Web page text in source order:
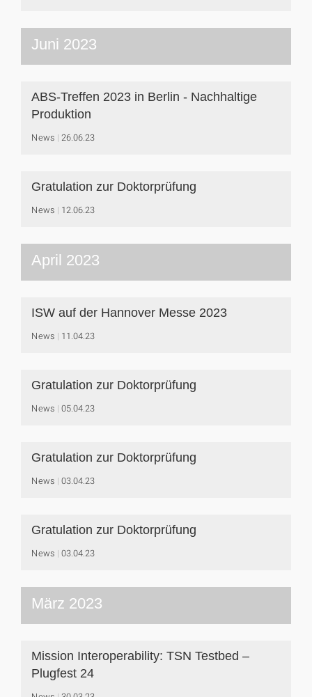
Juni 2023
ABS-Treffen 2023 in Berlin - Nachhaltige
Produktion
News 26.06.23
Gratulation zur Doktorprüfung
News 12.06.23
April 2023
ISW auf der Hannover Messe 2023
News 11.04.23
Gratulation zur Doktorprüfung
News 05.04.23
Gratulation zur Doktorprüfung
News 03.04.23
Gratulation zur Doktorprüfung
News 03.04.23
März 2023
Mission Interoperability: TSN Testbed –
Plugfest 24